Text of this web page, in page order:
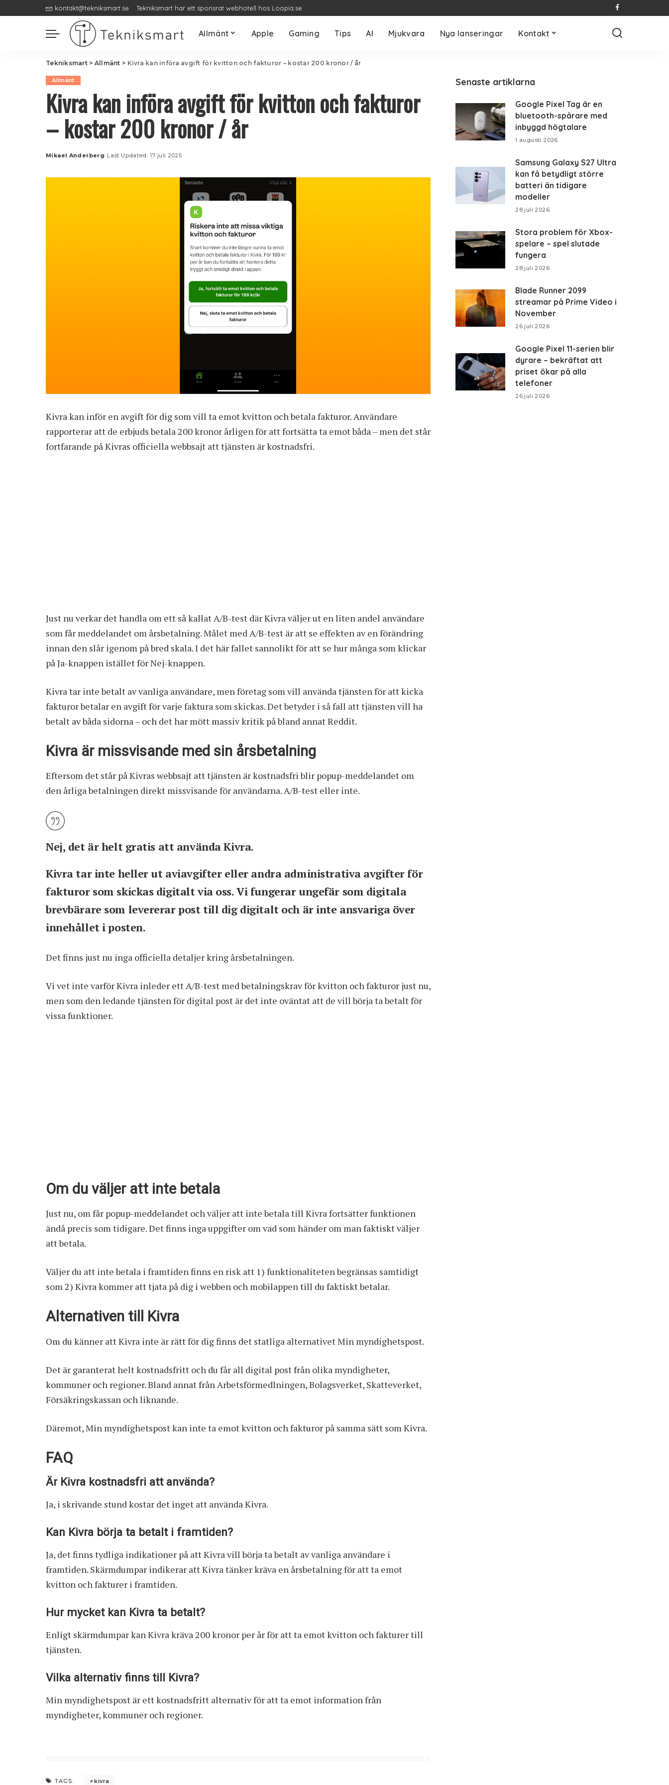
kontakt@tekniksmart.se Tekniksmart har ett sponsrat webhotell hos Loopia.se
Allmänt Apple Gaming Tips AI Mjukvara Nya lanseringar Kontakt
Tekniksmart> Allmänt > Kivra kan införa avgift för kvitton och fakturor – kostar 200 kronor / år
Allmänt
Kivra kan införa avgift för kvitton och fakturor
– kostar 200 kronor / år
Posted
Mikael Anderberg Last Updated: 17 juli 2025
Kivra kan inför en avgift för dig som vill ta emot kvitton och betala fakturor. Användare
rapporterar att de erbjuds betala 200 kronor årligen för att fortsätta ta emot båda – men det står
fortfarande på Kivras officiella webbsajt att tjänsten är kostnadsfri.
Just nu verkar det handla om ett så kallat A/B-test där Kivra väljer ut en liten andel användare
som får meddelandet om årsbetalning. Målet med A/B-test är att se effekten av en förändring
innan den slår igenom på bred skala. I det här fallet sannolikt för att se hur många som klickar
på Ja-knappen istället för Nej-knappen.
Kivra tar inte betalt av vanliga användare, men företag som vill använda tjänsten för att kicka
fakturor betalar en avgift för varje faktura som skickas. Det betyder i så fall att tjänsten vill ha
betalt av båda sidorna – och det har mött massiv kritik påbland annat Reddit.
Kivra är missvisande med sin årsbetalning
Eftersom det står på Kivras webbsajt atttjänsten är kostnadsfriblir popup-meddelandet om
den årliga betalningen direkt missvisande för användarna. A/B-test eller inte.
Nej, det är helt gratis att använda Kivra.
Kivra tar inte heller ut aviavgifter eller andra administrativa avgifter för
fakturor som skickas digitalt via oss. Vi fungerar ungefär som digitala
brevbärare som levererar post till dig digitalt och är inte ansvariga över
innehållet i posten.
Det finns just nu inga officiella detaljer kring årsbetalningen.
Vi vet inte varför Kivra inleder ett A/B-test med betalningskrav för kvitton och fakturor just nu,
men som den ledande tjänsten för digital post är det inte oväntat att de vill börja ta betalt för
vissa funktioner.
Om du väljer att inte betala
Just nu, om får popup-meddelandet och väljer att inte betala till Kivra fortsätter funktionen
ändå precis som tidigare. Det finns inga uppgifter om vad som händer om man faktiskt väljer
att betala.
Väljer du att inte betala i framtiden finns en risk att 1) funktionaliteten begränsas samtidigt
som 2) Kivra kommer att tjata på dig i webben och mobilappen till du faktiskt betalar.
Alternativen till Kivra
Om du känner att Kivra inte är rätt för dig finns det statliga alternativetMin myndighetspost.
Det är garanterat helt kostnadsfritt och du får all digital post från olika myndigheter,
kommuner och regioner. Bland annat från Arbetsförmedlningen, Bolagsverket, Skatteverket,
Försäkringskassan och liknande.
Däremot, Min myndighetspost kan inte ta emot kvitton och fakturor på samma sätt som Kivra.
FAQ
Är Kivra kostnadsfri att använda?
Ja, i skrivande stund kostar det inget att använda Kivra.
Kan Kivra börja ta betalt i framtiden?
Ja, det finns tydliga indikationer på att Kivra vill börja ta betalt av vanliga användare i
framtiden. Skärmdumpar indikerar att Kivra tänker kräva en årsbetalning för att ta emot
kvitton och fakturer i framtiden.
Hur mycket kan Kivra ta betalt?
Enligt skärmdumpar kan Kivra kräva 200 kronor per år för att ta emot kvitton och fakturer till
tjänsten.
Vilka alternativ finns till Kivra?
Min myndighetspost är ett kostnadsfritt alternativ för att ta emot information från
myndigheter, kommuner och regioner.
TAGS: kivra
Senaste artiklarna
Google Pixel Tag är en
bluetooth-spårare med
inbyggd högtalare
1 augusti 2026
Samsung Galaxy S27 Ultra
kan få betydligt större
batteri än tidigare
modeller
28 juli 2026
Stora problem för Xbox-
spelare – spel slutade
fungera
28 juli 2026
Blade Runner 2099
streamar på Prime Video i
November
26 juli 2026
Google Pixel 11-serien blir
dyrare – bekräftat att
priset ökar på alla
telefoner
26 juli 2026